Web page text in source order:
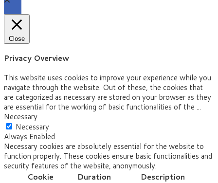
Close
Privacy Overview
This website uses cookies to improve your experience while you
navigate through the website. Out of these, the cookies that
are categorized as necessary are stored on your browser as they
are essential for the working of basic functionalities of the ...
Necessary
Necessary
Always Enabled
Necessary cookies are absolutely essential for the website to
function properly. These cookies ensure basic functionalities and
security features of the website, anonymously.
Cookie
Duration Description